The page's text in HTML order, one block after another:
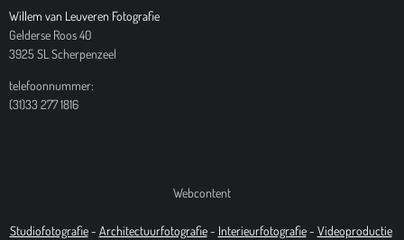
Willem van Leuveren Fotografie
Gelderse Roos 40
3925 SL Scherpenzeel
telefoonnummer:
(31)33 277 1816
Webcontent
Studiofotografie- Architectuurfotografie- Interieurfotografie- Videoproductie